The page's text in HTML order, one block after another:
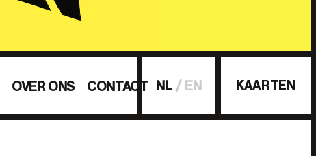
NL EN KAARTEN
OVER ONS CONTACT